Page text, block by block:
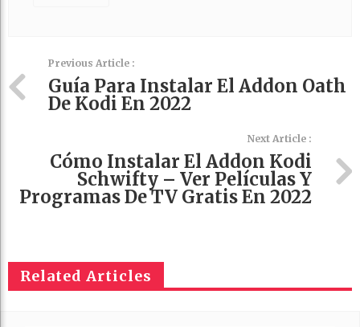
Previous Article :
Guía Para Instalar El Addon Oath
De Kodi En 2022
Next Article :
Cómo Instalar El Addon Kodi
Schwifty – Ver Películas Y
Programas De TV Gratis En 2022
Related Articles